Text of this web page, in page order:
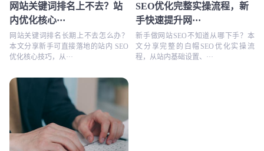
网站关键词排名上不去？站
内优化核心···
网站关键词排名长期上不去怎么办？
本文分享新手可直接落地的站内 SEO
优化核心技巧，从···
SEO优化完整实操流程，新
手快速提升网···
新手做网站SEO不知道从哪下手？本
文分享完整的白帽SEO优化实操流
程，从站内基础设置、···